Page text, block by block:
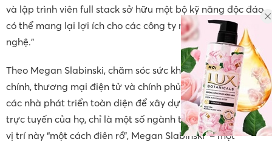
và lập trình viên full stack sở hữu một bộ kỹ năng độc đáo
có thể mang lại lợi ích cho các công ty ngoài ngành công
nghệ.”
Theo Megan Slabinski, chăm sóc sức khỏe, giáo dục, tài
chính, thương mại điện tử và chính phủ, tất cả đều cần
các nhà phát triển toàn diện để xây dựng sự hiện diện
trực tuyến của họ, chỉ là một số ngành tuyển dụng những
vị trí này “một cách điên rồ”, Megan Slabinski – một